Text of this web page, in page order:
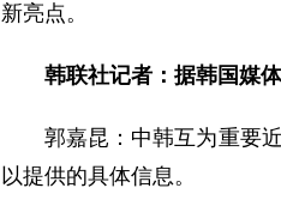
新亮点。
韩联社记者：据韩国媒
郭嘉昆：中韩互为重要
以提供的具体信息。